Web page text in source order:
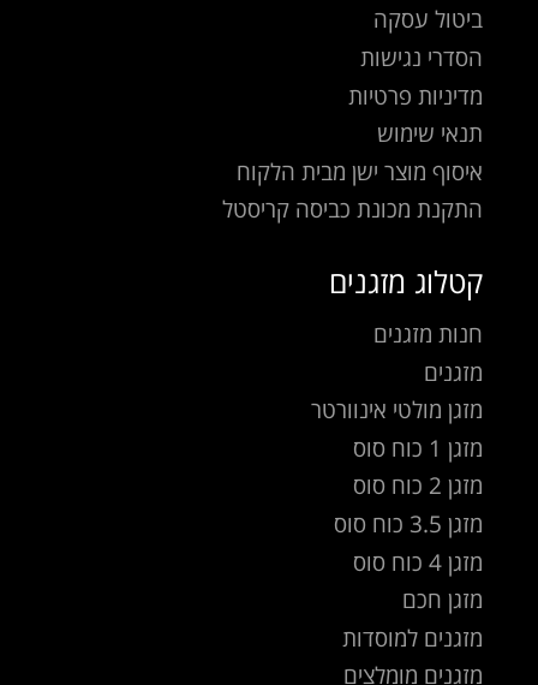
ביטול עסקה
הסדרי נגישות
מדיניות פרטיות
תנאי שימוש
איסוף מוצר ישן מבית הלקוח
התקנת מכונת כביסה קריסטל
קטלוג מזגנים
חנות מזגנים
מזגנים
מזגן מולטי אינוורטר
מזגן 1 כוח סוס
מזגן 2 כוח סוס
מזגן 3.5 כוח סוס
מזגן 4 כוח סוס
מזגן חכם
מזגנים למוסדות
מזגנים מומלצים